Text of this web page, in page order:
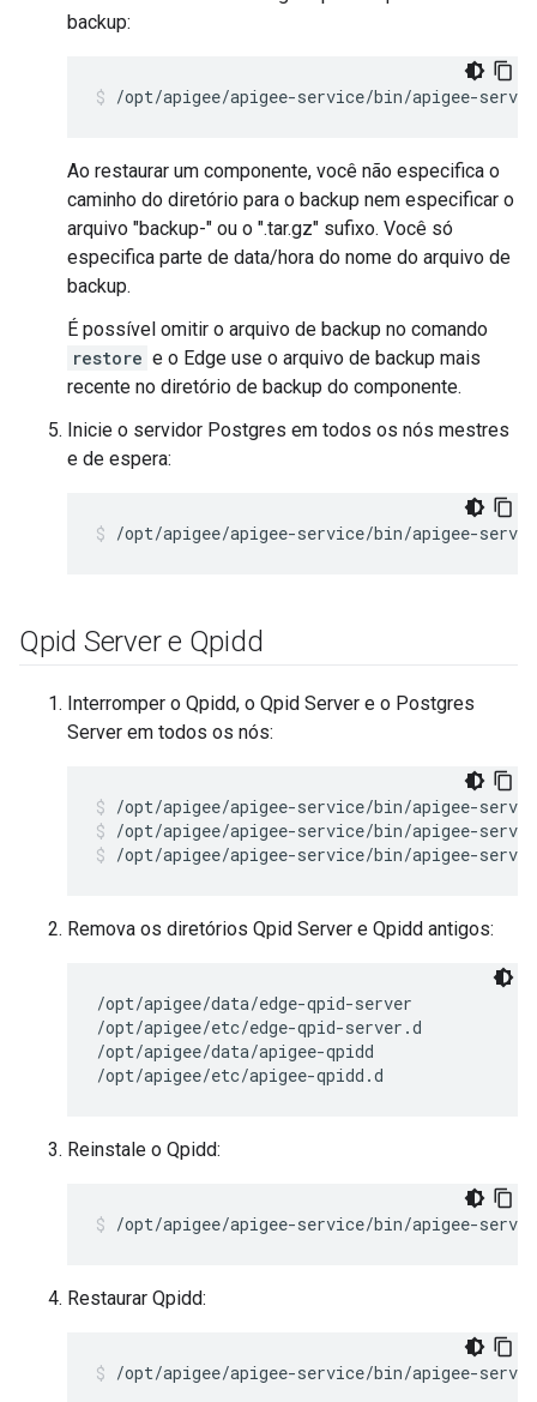
backup:
/opt/apigee/apigee-service/bin/apigee-
Ao restaurar um componente, você não especifica o
caminho do diretório para o backup nem especificar o
arquivo "backup-" ou o ".tar.gz" sufixo. Você só
especifica parte de data/hora do nome do arquivo de
backup.
É possível omitir o arquivo de backup no comando
restore e o Edge use o arquivo de backup mais
recente no diretório de backup do componente.
Inicie o servidor Postgres em todos os nós mestres
e de espera:
/opt/apigee/apigee-service/bin/apigee-
Qpid Server e Qpidd
Interromper o Qpidd, o Qpid Server e o Postgres
Server em todos os nós:
/opt/apigee/apigee-service/bin/apigee-
/opt/apigee/apigee-service/bin/apigee-
Remova os diretórios Qpid Server e Qpidd antigos:
/opt/apigee/data/edge-qpid-server
/opt/apigee/etc/edge-qpid-server.d
/opt/apigee/data/apigee-qpidd
/opt/apigee/etc/apigee-qpidd.d
Reinstale o Qpidd:
/opt/apigee/apigee-service/bin/apigee-
Restaurar Qpidd:
/opt/apigee/apigee-service/bin/apigee-